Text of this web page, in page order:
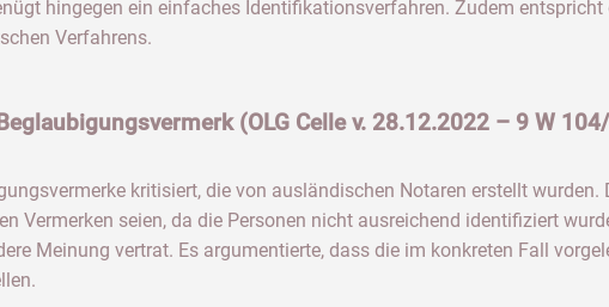
hingegen ein einfaches Identifikationsverfahren. Zudem
Verfahrens.
(OLG Celle v. 28.12.2022 – 9 W
kritisiert, die von ausländischen Notaren erstellt wurden.
Vermerken seien, da die Personen nicht ausreichend identifiziert
Meinung vertrat. Es argumentierte, dass die im konkreten Fall